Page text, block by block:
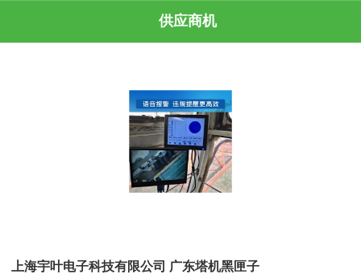
供应商机
上海宇叶电子科技有限公司 广东塔机黑匣子